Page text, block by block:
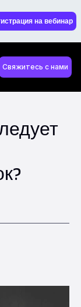
на вебинар
Свяжитесь с нами